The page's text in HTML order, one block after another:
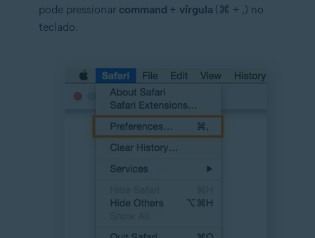
pode pressionar command + vírgula (⌘ + ,) no
teclado.